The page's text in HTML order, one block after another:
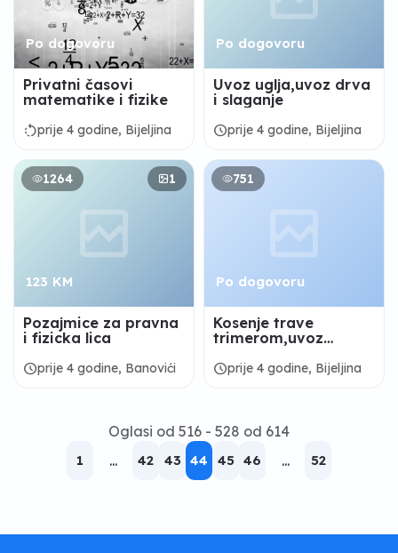
Po dogovoru
Privatni časovi
matematike i fizike
rotate_leftprije 4 godine, Bijeljina
Po dogovoru
Uvoz uglja,uvoz drva
i slaganje
scheduleprije 4 godine, Bijeljina
1264 1
123 KM
Pozajmice za pravna
i fizicka lica
scheduleprije 4 godine, Banovići
751
Po dogovoru
Kosenje trave
trimerom,uvoz
drva itd
scheduleprije 4 godine, Bijeljina
Oglasi od 516 - 528 od 614
1 ... 42 43 44 45 46 ... 52